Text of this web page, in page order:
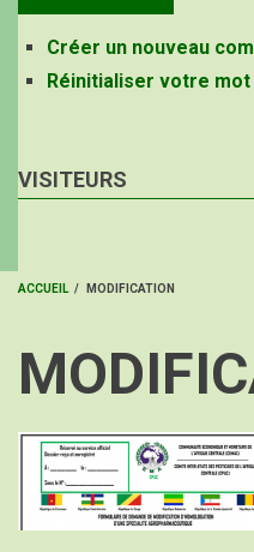
Créer un nouveau
Réinitialiser votre mot
VISITEURS
D'ARIANE
ACCUEIL / MODIFICATION
Image